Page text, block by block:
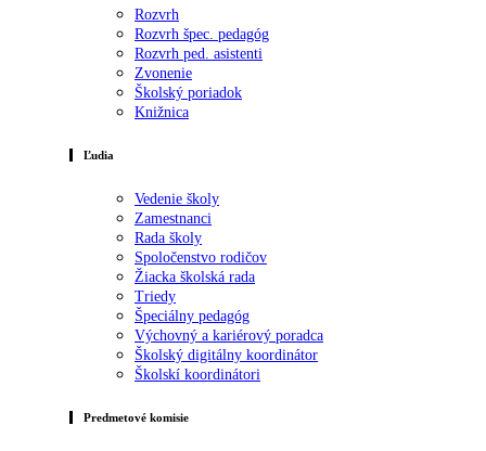
Rozvrh
Rozvrh špec. pedagóg
Rozvrh ped. asistenti
Zvonenie
Školský poriadok
Knižnica
Ľudia
Vedenie školy
Zamestnanci
Rada školy
Spoločenstvo rodičov
Žiacka školská rada
Triedy
Špeciálny pedagóg
Výchovný a kariérový poradca
Školský digitálny koordinátor
Školskí koordinátori
Predmetové komisie